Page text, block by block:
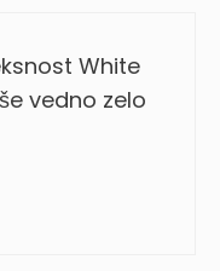
White
vedno zelo